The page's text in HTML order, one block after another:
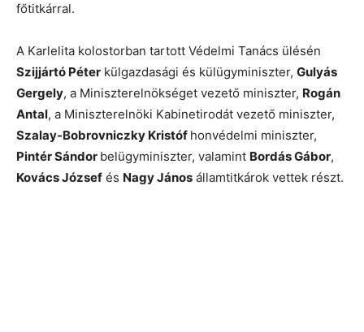
főtitkárral.
A Karlelita kolostorban tartott Védelmi Tanács ülésén
Szijjártó Péter külgazdasági és külügyminiszter, Gulyás
Gergely, a Miniszterelnökséget vezető miniszter, Rogán
Antal, a Miniszterelnöki Kabinetirodát vezető miniszter,
Szalay-Bobrovniczky Kristóf honvédelmi miniszter,
Pintér Sándor belügyminiszter, valamint Bordás Gábor,
Kovács József és Nagy János államtitkárok vettek részt.